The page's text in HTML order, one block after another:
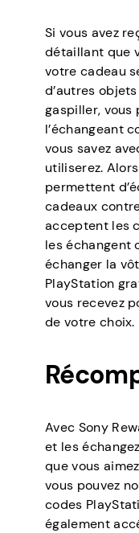
Si vous avez
détaillant que
votre cadeau
d’autres
gaspiller, vous
l’échangeant
vous savez
utiliserez.
permettent
cadeaux
acceptent les
les échangent
échanger la
PlayStation
vous recevez
de votre choix.
Avec Sony
et les
que vous
vous pouvez
codes
également